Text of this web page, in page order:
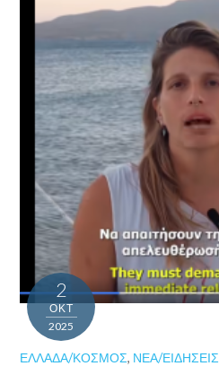
2
ΟΚΤ
2025
ΕΛΛΆΔΑ/ΚΌΣΜΟΣ, ΝΈΑ/ΕΙΔΉΣΕΙΣ